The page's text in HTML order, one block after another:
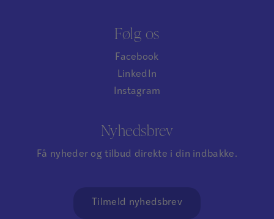
Følg os
Facebook
LinkedIn
Instagram
Nyhedsbrev
Få nyheder og tilbud direkte i din indbakke.
Tilmeld nyhedsbrev